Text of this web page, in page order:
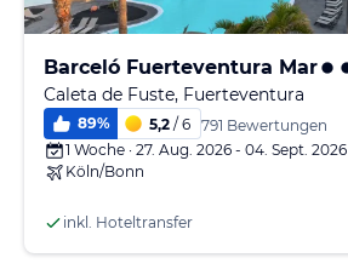
Barceló Fuerteventura Mar
Caleta de Fuste, Fuerteventura
89% 5,2 / 6 791 Bewertungen
1 Woche · 27. Aug. 2026 - 04. Sept. 2026
Köln/Bonn
inkl. Hoteltransfer